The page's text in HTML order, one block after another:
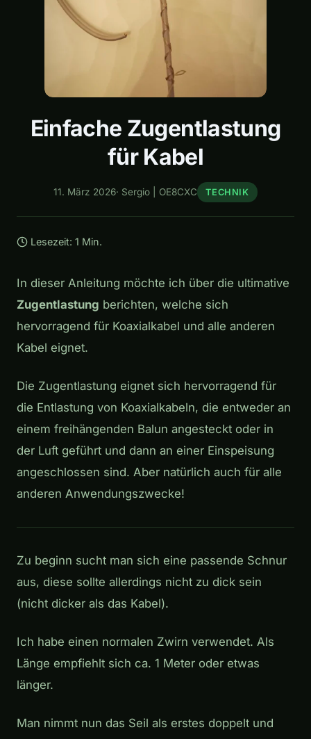
Einfache Zugentlastung
für Kabel
11. März 2026· Sergio | OE8CXC TECHNIK
Lesezeit: 1 Min.
In dieser Anleitung möchte ich über die ultimative
Zugentlastung berichten, welche sich
hervorragend für Koaxialkabel und alle anderen
Kabel eignet.
Die Zugentlastung eignet sich hervorragend für
die Entlastung von Koaxialkabeln, die entweder an
einem freihängenden Balun angesteckt oder in
der Luft geführt und dann an einer Einspeisung
angeschlossen sind. Aber natürlich auch für alle
anderen Anwendungszwecke!
Zu beginn sucht man sich eine passende Schnur
aus, diese sollte allerdings nicht zu dick sein
(nicht dicker als das Kabel).
Ich habe einen normalen Zwirn verwendet. Als
Länge empfiehlt sich ca. 1 Meter oder etwas
länger.
Man nimmt nun das Seil als erstes doppelt und